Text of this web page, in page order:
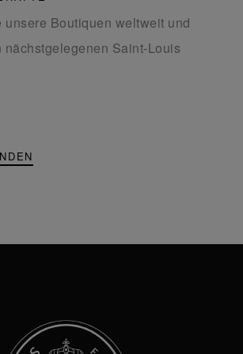
unsere Boutiquen weltweit und
Saint-Louis